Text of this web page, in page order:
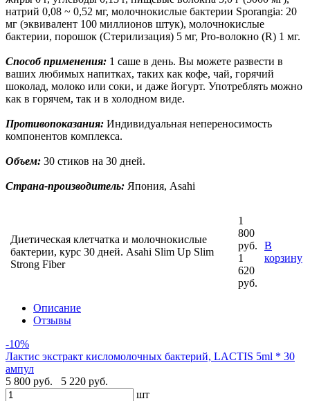
натрий 0,08 ~ 0,52 мг, молочнокислые бактерии Sporangia: 20
мг (эквивалент 100 миллионов штук), молочнокислые
бактерии, порошок (Стерилизация) 5 мг, Pro-волокно (R) 1 мг.
Способ применения: 1 саше в день. Вы можете развести в
ваших любимых напитках, таких как кофе, чай, горячий
шоколад, молоко или соки, и даже йогурт. Употреблять можно
как в горячем, так и в холодном виде.
Противопоказания: Индивидуальная непереносимость
компонентов комплекса.
Объем: 30 стиков на 30 дней.
Страна-производитель: Япония, Asahi
Диетическая клетчатка и молочнокислые
бактерии, курс 30 дней. Asahi Slim Up Slim
Strong Fiber
1
800
руб.
1
620
руб.
В
корзину
Описание
Отзывы
-10%
Лактис экстракт кисломолочных бактерий, LACTIS 5ml * 30
ампул
5 800 руб.
5 220 руб.
шт